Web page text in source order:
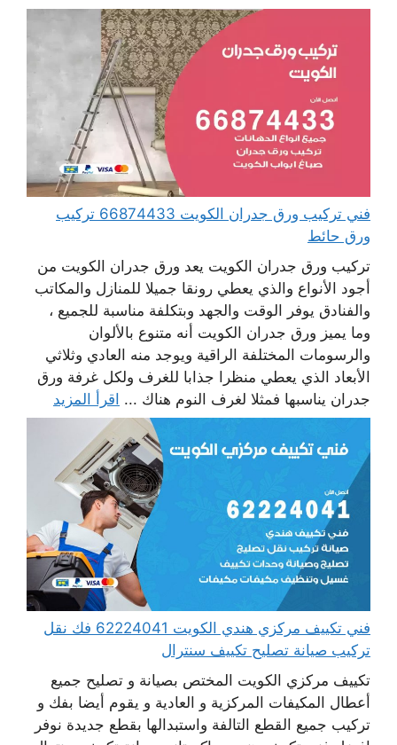
فني تركيب ورق جدران الكويت 66874433 تركيب
ورق حائط
تركيب ورق جدران الكويت يعد ورق جدران الكويت من
أجود الأنواع والذي يعطي رونقا جميلا للمنازل والمكاتب
والفنادق يوفر الوقت والجهد وبتكلفة مناسبة للجميع ،
وما يميز ورق جدران الكويت أنه متنوع بالألوان
والرسومات المختلفة الراقية ويوجد منه العادي وثلاثي
الأبعاد الذي يعطي منظرا جذابا للغرف ولكل غرفة ورق
جدران يناسبها فمثلا لغرف النوم هناك ... اقرأ المزيد
فني تكييف مركزي هندي الكويت 62224041 فك نقل
تركيب صيانة تصليح تكييف سنترال
تكييف مركزي الكويت المختص بصيانة و تصليح جميع
أعطال المكيفات المركزية و العادية و يقوم أيضا بفك و
تركيب جميع القطع التالفة واستبدالها بقطع جديدة نوفر